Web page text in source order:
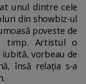
unul dintre cele
din showbiz-ul
poveste de
timp. Artistul o
vorbeau de
însă relația s-a